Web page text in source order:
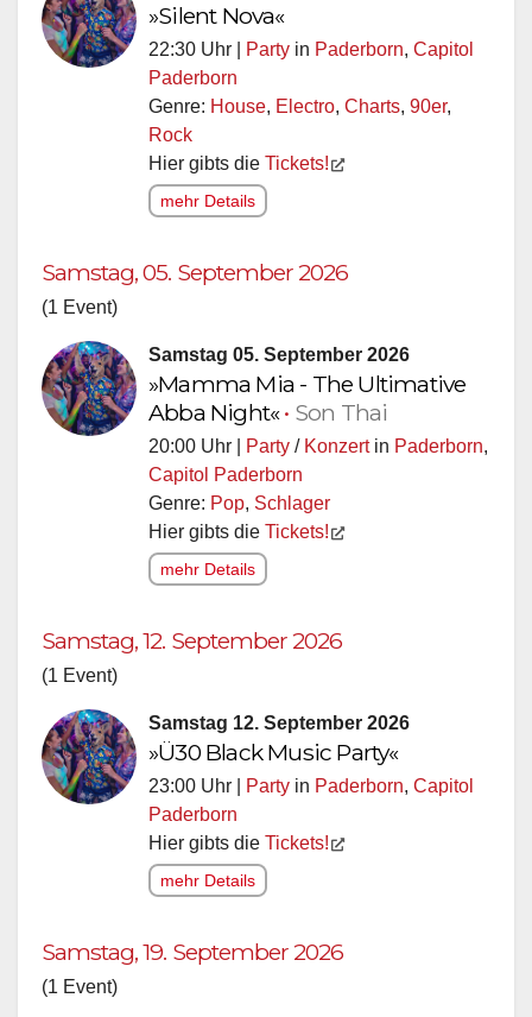
»Silent Nova«
22:30 Uhr | Party in Paderborn, Capitol
Paderborn
Genre: House, Electro, Charts, 90er,
Rock
Hier gibts die Tickets!
mehr Details
Samstag, 05. September 2026
(1 Event)
Samstag 05. September 2026
»Mamma Mia - The Ultimative
Abba Night«• Son Thai
20:00 Uhr | Party / Konzertin Paderborn,
Capitol Paderborn
Genre: Pop, Schlager
Hier gibts die Tickets!
mehr Details
Samstag, 12. September 2026
(1 Event)
Samstag 12. September 2026
»Ü30 Black Music Party«
23:00 Uhr | Party in Paderborn, Capitol
Paderborn
Hier gibts die Tickets!
mehr Details
Samstag, 19. September 2026
(1 Event)